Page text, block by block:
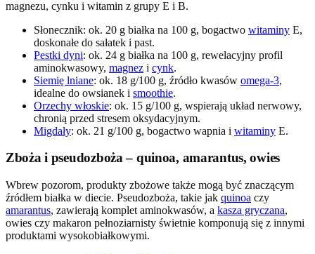
magnezu, cynku i witamin z grupy E i B.
Słonecznik: ok. 20 g białka na 100 g, bogactwo witaminy E,
doskonałe do sałatek i past.
Pestki dyni: ok. 24 g białka na 100 g, rewelacyjny profil
aminokwasowy, magnez i cynk.
Siemię lniane: ok. 18 g/100 g, źródło kwasów omega-3,
idealne do owsianek i smoothie.
Orzechy włoskie: ok. 15 g/100 g, wspierają układ nerwowy,
chronią przed stresem oksydacyjnym.
Migdały: ok. 21 g/100 g, bogactwo wapnia i witaminy E.
Zboża i pseudozboża – quinoa, amarantus, owies
Wbrew pozorom, produkty zbożowe także mogą być znaczącym
źródłem białka w diecie. Pseudozboża, takie jak quinoa czy
amarantus, zawierają komplet aminokwasów, a kasza gryczana,
owies czy makaron pełnoziarnisty świetnie komponują się z innymi
produktami wysokobiałkowymi.